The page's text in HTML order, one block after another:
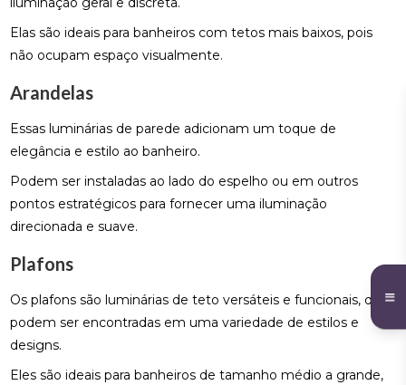
Elas são ideais para banheiros com tetos mais baixos, pois
não ocupam espaço visualmente.
Arandelas
Essas luminárias de parede adicionam um toque de
elegância e estilo ao banheiro.
Podem ser instaladas ao lado do espelho ou em outros
pontos estratégicos para fornecer uma iluminação
direcionada e suave.
Plafons
Os plafons são luminárias de teto versáteis e funcionais, que
podem ser encontradas em uma variedade de estilos e
designs.
Eles são ideais para banheiros de tamanho médio a grande,